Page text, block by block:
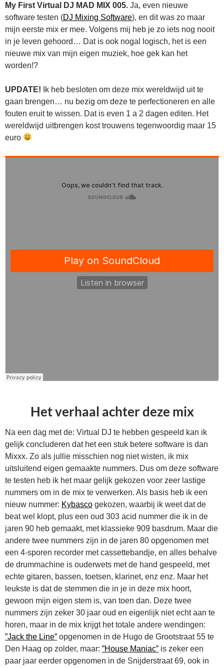
My First Virtual DJ MAD MIX 005. Ja, even nieuwe
software testen (DJ Mixing Software), en dit was zo maar
mijn eerste mix er mee. Volgens mij heb je zo iets nog nooit
in je leven gehoord… Dat is ook nogal logisch, het is een
nieuwe mix van mijn eigen muziek, hoe gek kan het
worden!?
UPDATE! Ik heb besloten om deze mix wereldwijd uit te
gaan brengen… nu bezig om deze te perfectioneren en alle
fouten eruit te wissen. Dat is even 1 a 2 dagen editen. Het
wereldwijd uitbrengen kost trouwens tegenwoordig maar 15
euro
Het verhaal achter deze mix
Na een dag met de: Virtual DJ te hebben gespeeld kan ik
gelijk concluderen dat het een stuk betere software is dan
Mixxx. Zo als jullie misschien nog niet wisten, ik mix
uitsluitend eigen gemaakte nummers. Dus om deze software
te testen heb ik het maar gelijk gekozen voor zeer lastige
nummers om in de mix te verwerken. Als basis heb ik een
nieuw nummer: Kybasco gekozen, waarbij ik weet dat de
beat wel klopt, plus een oud 303 acid nummer die ik in de
jaren 90 heb gemaakt, met klassieke 909 basdrum. Maar die
andere twee nummers zijn in de jaren 80 opgenomen met
een 4-sporen recorder met cassettebandje, en alles behalve
de drummachine is ouderwets met de hand gespeeld, met
echte gitaren, bassen, toetsen, klarinet, enz enz. Maar het
leukste is dat de stemmen die in je in deze mix hoort,
gewoon mijn eigen stem is, van toen dan. Deze twee
nummers zijn zeker 30 jaar oud en eigenlijk niet echt aan te
horen, maar in de mix krijgt het totale andere wendingen:
”Jack the Line” opgenomen in de Hugo de Grootstraat 55 te
Den Haag op zolder, maar: ”House Maniac” is zeker een
paar jaar eerder opgenomen in de Snijderstraat 69, ook in